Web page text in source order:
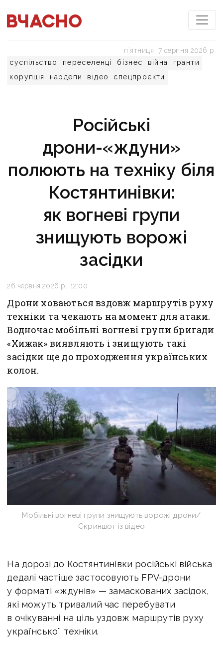
суспільство переселенці бізнес війна
гранти
корупція
нардепи відео спецпроєкти
пʼятниця, 7 серпня 2026 р.
Російські
дрони-«ждуни»
полюють на техніку біля
Костянтинівки:
як вогневі групи
знищують ворожі
засідки
26 червня 2026 р., 12:00
Дрони ховаються вздовж маршрутів руху
техніки та чекають на момент для атаки.
Водночас мобільні вогневі групи бригади
«Хижак» виявляють і знищують такі
засідки ще до проходження українських
колон.
Мобільні вогневі групи знищують ворожі дрони/
Скриншот із відео
На дорозі до Костянтинівки російські війська
дедалі частіше застосовують FPV-дрони
у форматі «ждунів» — замаскованих засідок,
які можуть тривалий час перебувати
в очікуванні на ціль уздовж маршрутів руху
української техніки.